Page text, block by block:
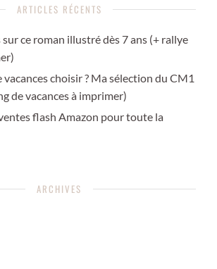
ARTICLES RÉCENTS
sur ce roman illustré dès 7 ans (+ rallye
vacances choisir ? Ma sélection du CM1
de vacances à imprimer)
flash Amazon pour toute la
ARCHIVES